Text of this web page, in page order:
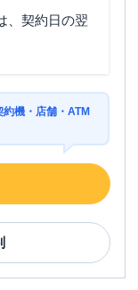
、契約日の翌
機・店舗・ATM